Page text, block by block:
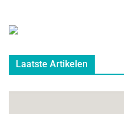
Laatste Artikelen